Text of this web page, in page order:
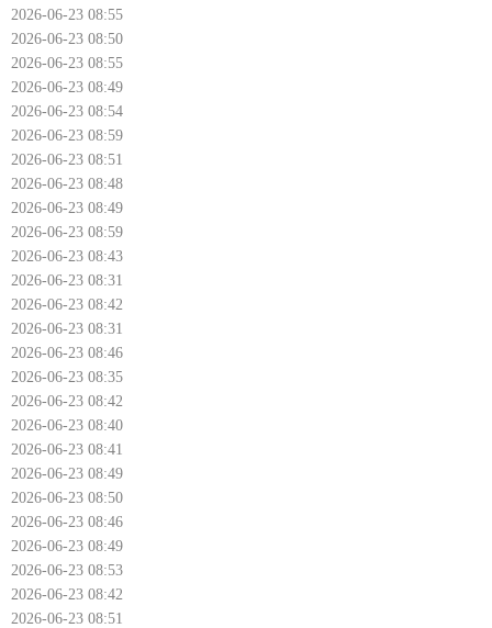
2026-06-23 08:55
2026-06-23 08:50
2026-06-23 08:55
2026-06-23 08:49
2026-06-23 08:54
2026-06-23 08:59
2026-06-23 08:51
2026-06-23 08:48
2026-06-23 08:49
2026-06-23 08:59
2026-06-23 08:43
2026-06-23 08:31
2026-06-23 08:42
2026-06-23 08:31
2026-06-23 08:46
2026-06-23 08:35
2026-06-23 08:42
2026-06-23 08:40
2026-06-23 08:41
2026-06-23 08:49
2026-06-23 08:50
2026-06-23 08:46
2026-06-23 08:49
2026-06-23 08:53
2026-06-23 08:42
2026-06-23 08:51